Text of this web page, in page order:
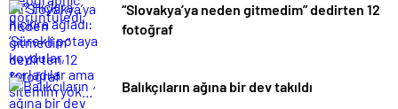
“Slovakya’ya neden gitmedim” dedirten 12
fotoğraf
Balıkçıların ağına bir dev takıldı